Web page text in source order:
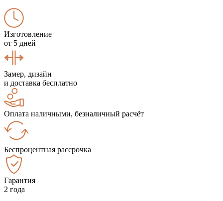
Изготовление
от 5 дней
Замер, дизайн
и доставка бесплатно
Оплата наличными, безналичный расчёт
Беспроцентная рассрочка
Гарантия
2 года